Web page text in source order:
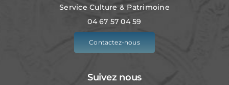
Service Culture & Patrimoine
04 67 57 04 59
Contactez-nous
Suivez nous